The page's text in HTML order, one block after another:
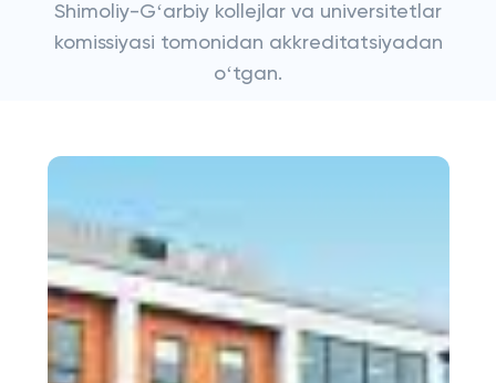
Shimoliy-Gʻarbiy kollejlar va universitetlar
komissiyasi tomonidan akkreditatsiyadan
oʻtgan.